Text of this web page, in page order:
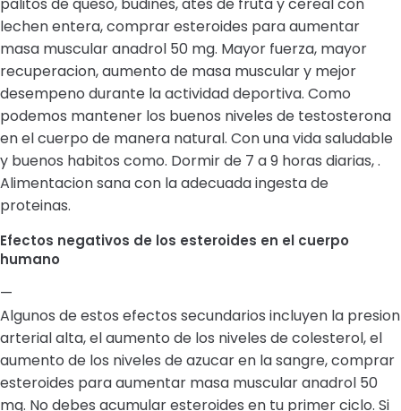
palitos de queso, budines, ates de fruta y cereal con
lechen entera, comprar esteroides para aumentar
masa muscular anadrol 50 mg. Mayor fuerza, mayor
recuperacion, aumento de masa muscular y mejor
desempeno durante la actividad deportiva. Como
podemos mantener los buenos niveles de testosterona
en el cuerpo de manera natural. Con una vida saludable
y buenos habitos como. Dormir de 7 a 9 horas diarias, .
Alimentacion sana con la adecuada ingesta de
proteinas.
Efectos negativos de los esteroides en el cuerpo
humano
—
Algunos de estos efectos secundarios incluyen la presion
arterial alta, el aumento de los niveles de colesterol, el
aumento de los niveles de azucar en la sangre, comprar
esteroides para aumentar masa muscular anadrol 50
mg. No debes acumular esteroides en tu primer ciclo. Si